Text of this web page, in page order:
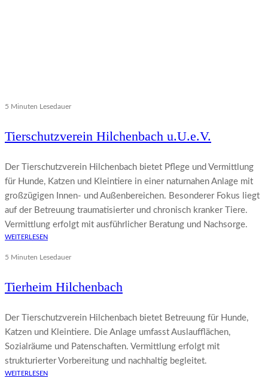
5 Minuten Lesedauer
Tierschutzverein Hilchenbach u.U.e.V.
Der Tierschutzverein Hilchenbach bietet Pflege und Vermittlung
für Hunde, Katzen und Kleintiere in einer naturnahen Anlage mit
großzügigen Innen- und Außenbereichen. Besonderer Fokus liegt
auf der Betreuung traumatisierter und chronisch kranker Tiere.
Vermittlung erfolgt mit ausführlicher Beratung und Nachsorge.
WEITERLESEN
5 Minuten Lesedauer
Tierheim Hilchenbach
Der Tierschutzverein Hilchenbach bietet Betreuung für Hunde,
Katzen und Kleintiere. Die Anlage umfasst Auslaufflächen,
Sozialräume und Patenschaften. Vermittlung erfolgt mit
strukturierter Vorbereitung und nachhaltig begleitet.
WEITERLESEN